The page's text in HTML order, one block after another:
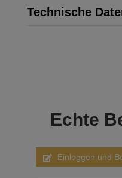
Technische
Echte
Einloggen und